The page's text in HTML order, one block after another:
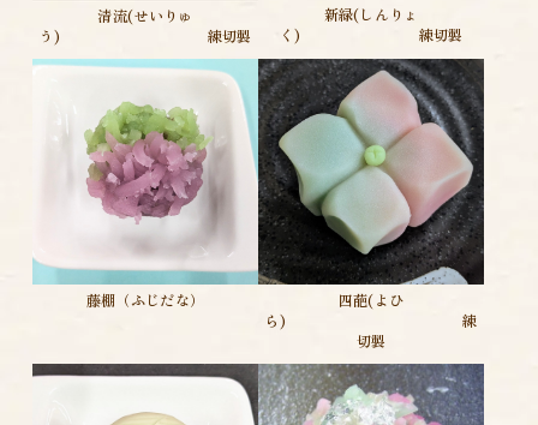
清流(せいりゅ
う) 練切製
新緑(しんりょ
く) 練切製
藤棚（ふじだな）
四葩(よひ
ら) 練
切製